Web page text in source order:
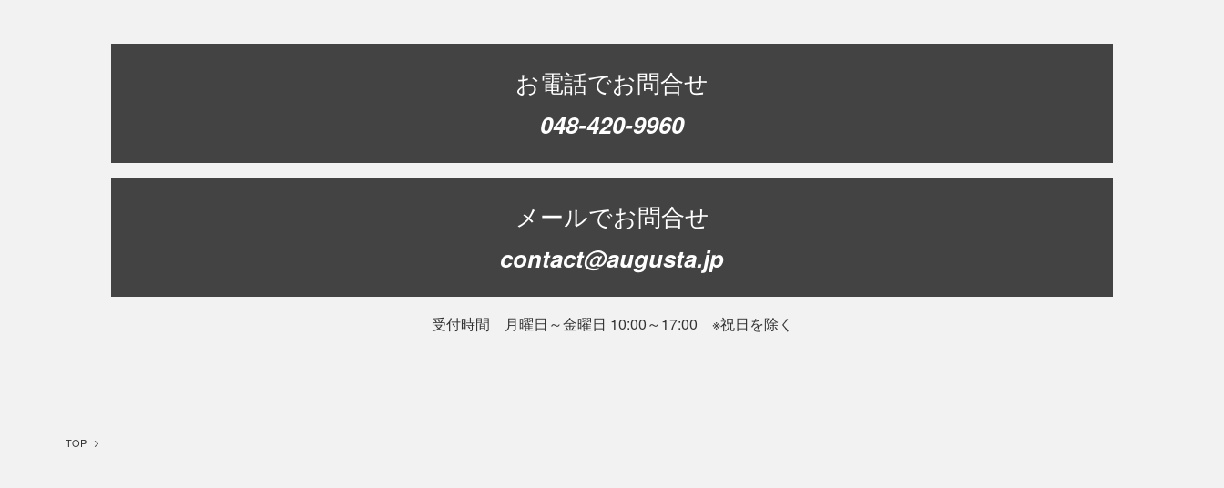
お電話でお問合せ
048-420-9960
メールでお問合せ
contact@augusta.jp
受付時間 月曜日～金曜日 10:00～17:00 ※祝日を除く
TOP